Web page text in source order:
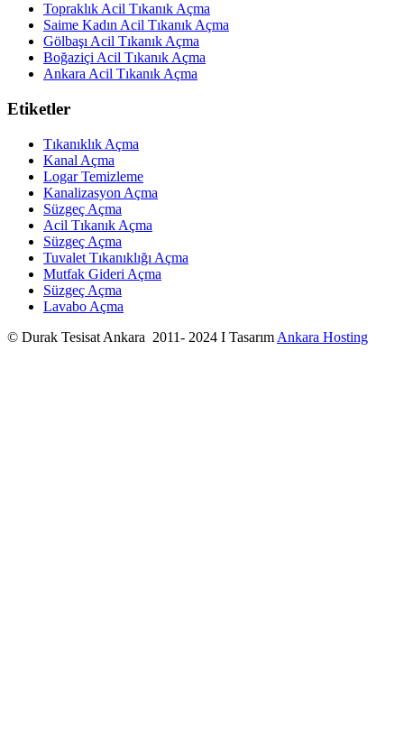
Topraklık Acil Tıkanık Açma
Saime Kadın Acil Tıkanık Açma
Gölbaşı Acil Tıkanık Açma
Boğaziçi Acil Tıkanık Açma
Ankara Acil Tıkanık Açma
Etiketler
Tıkanıklık Açma
Kanal Açma
Logar Temizleme
Kanalizasyon Açma
Süzgeç Açma
Acil Tıkanık Açma
Süzgeç Açma
Tuvalet Tıkanıklığı Açma
Mutfak Gideri Açma
Süzgeç Açma
Lavabo Açma
© Durak Tesisat Ankara 2011- 2024 I Tasarım Ankara Hosting